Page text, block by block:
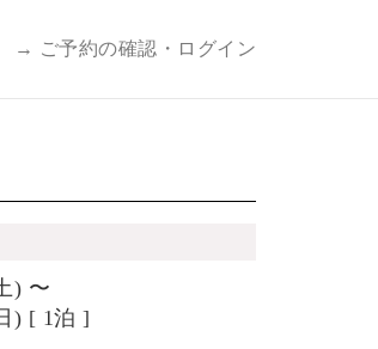
→ ご予約の確認・ログイン
) 〜
) [ 1泊 ]